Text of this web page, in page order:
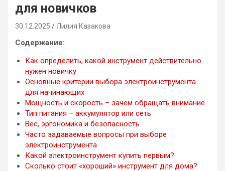
для новичков
30.12.2025 Лилия Казакова
Содержание:
Как определить, какой инструмент действительно
нужен новичку
Основные критерии выбора электроинструмента
для начинающих
Мощность и скорость – зачем обращать внимание
Тип питания – аккумулятор или сеть
Вес, эргономика и безопасность
Часто задаваемые вопросы при выборе
электроинструмента
Какой электроинструмент купить первым?
Сколько стоит «хороший» инструмент для дома?